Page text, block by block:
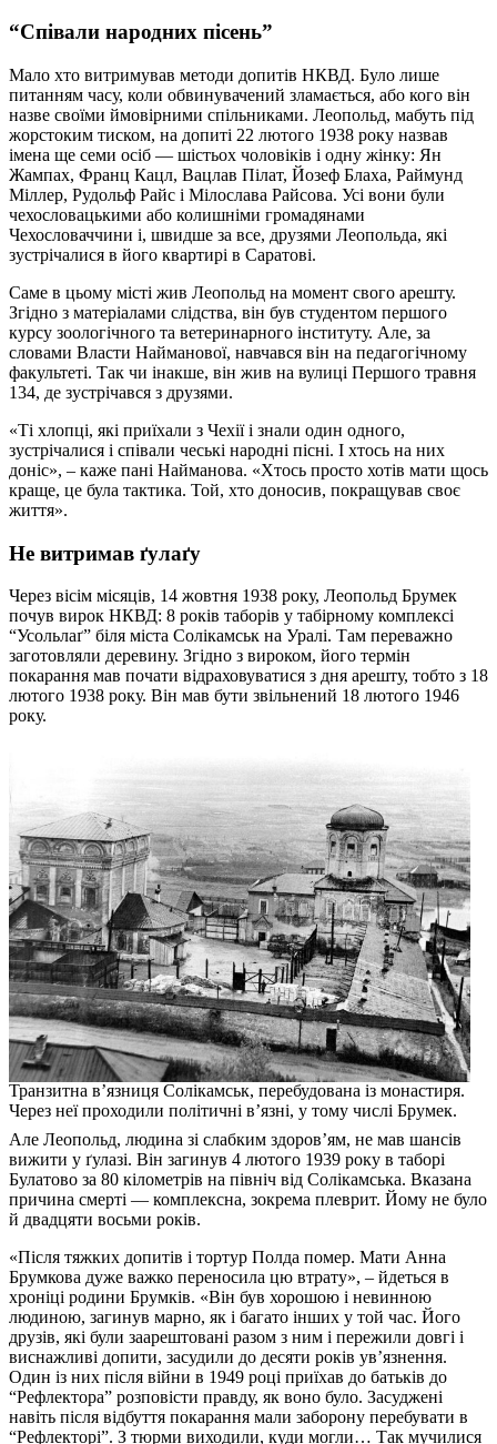
“Співали народних пісень”
Мало хто витримував методи допитів НКВД. Було лише
питанням часу, коли обвинувачений зламається, або кого він
назве своїми ймовірними спільниками. Леопольд, мабуть під
жорстоким тиском, на допиті 22 лютого 1938 року назвав
імена ще семи осіб — шістьох чоловіків і одну жінку: Ян
Жампах, Франц Кацл, Вацлав Пілат, Йозеф Блаха, Раймунд
Міллер, Рудольф Райс і Мілослава Райсова. Усі вони були
чехословацькими або колишніми громадянами
Чехословаччини і, швидше за все, друзями Леопольда, які
зустрічалися в його квартирі в Саратові.
Саме в цьому місті жив Леопольд на момент свого арешту.
Згідно з матеріалами слідства, він був студентом першого
курсу зоологічного та ветеринарного інституту. Але, за
словами Власти Найманової, навчався він на педагогічному
факультеті. Так чи інакше, він жив на вулиці Першого травня
134, де зустрічався з друзями.
«Ті хлопці, які приїхали з Чехії і знали один одного,
зустрічалися і співали чеські народні пісні. І хтось на них
доніс», – каже пані Найманова. «Хтось просто хотів мати щось
краще, це була тактика. Той, хто доносив, покращував своє
життя».
Не витримав ґулаґу
Через вісім місяців, 14 жовтня 1938 року, Леопольд Брумек
почув вирок НКВД: 8 років таборів у табірному комплексі
“Усольлаґ” біля міста Солікамськ на Уралі. Там переважно
заготовляли деревину. Згідно з вироком, його термін
покарання мав почати відраховуватися з дня арешту, тобто з 18
лютого 1938 року. Він мав бути звільнений 18 лютого 1946
року.
Транзитна в’язниця Солікамськ, перебудована із монастиря.
Через неї проходили політичні в’язні, у тому числі Брумек.
Але Леопольд, людина зі слабким здоров’ям, не мав шансів
вижити у ґулазі. Він загинув 4 лютого 1939 року в таборі
Булатово за 80 кілометрів на північ від Солікамська. Вказана
причина смерті — комплексна, зокрема плеврит. Йому не було
й двадцяти восьми років.
«Після тяжких допитів і тортур Полда помер. Мати Анна
Брумкова дуже важко переносила цю втрату», – йдеться в
хроніці родини Брумків. «Він був хорошою і невинною
людиною, загинув марно, як і багато інших у той час. Його
друзів, які були заарештовані разом з ним і пережили довгі і
виснажливі допити, засудили до десяти років ув’язнення.
Один із них після війни в 1949 році приїхав до батьків до
“Рефлектора” розповісти правду, як воно було. Засуджені
навіть після відбуття покарання мали заборону перебувати в
“Рефлекторі”. З тюрми виходили, куди могли… Так мучилися